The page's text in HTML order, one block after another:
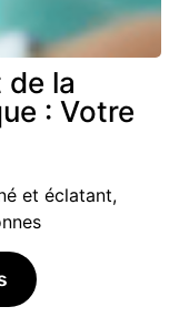
la
: Votre
et éclatant,